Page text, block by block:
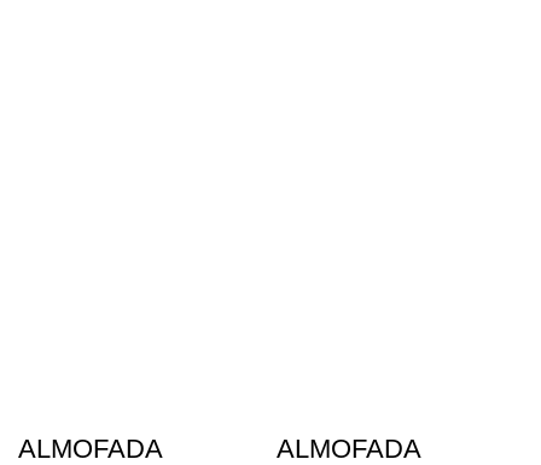
ALMOFADA
ALMOFADA